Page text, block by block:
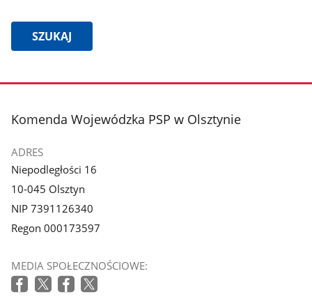
SZUKAJ
wyszukiwania
Znaleziono
wyników:
stopka
Komenda Wojewódzka PSP w Olsztynie
ADRES
Niepodległości 16
10-045 Olsztyn
NIP 7391126340
Regon 000173597
MEDIA SPOŁECZNOŚCIOWE: